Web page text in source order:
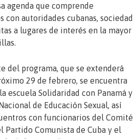
agenda que comprende
con autoridades cubanas, sociedad
a lugares de interés en la mayor
del programa, que se extenderá
29 de febrero, se encuentra
escuela Solidaridad con Panamá y
de Educación Sexual, así
con funcionarios del Comité
Partido Comunista de Cuba y el